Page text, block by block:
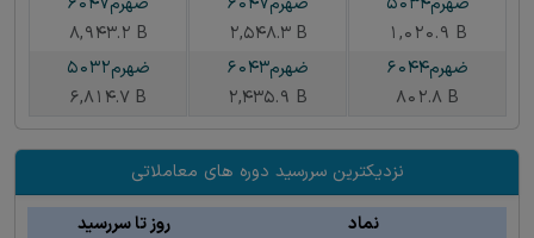
1,020.9 B
ضهرم6044
802.8 B
2,548.3 B
ضهرم6043
2,435.9 B
8,943.2 B
ضهرم5032
6,814.7 B
نزدیکترین سررسید دوره های معاملاتی
نماد
روز تا سررسید